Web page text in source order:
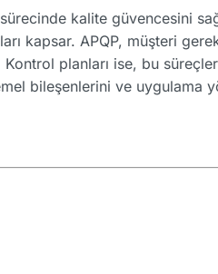
kalite güvencesini
kapsar. APQP, müşteri
planları ise, bu
bileşenlerini ve